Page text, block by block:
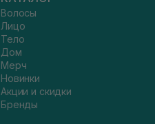
Волосы
Лицо
Тело
Дом
Мерч
Новинки
Акции и скидки
Бренды